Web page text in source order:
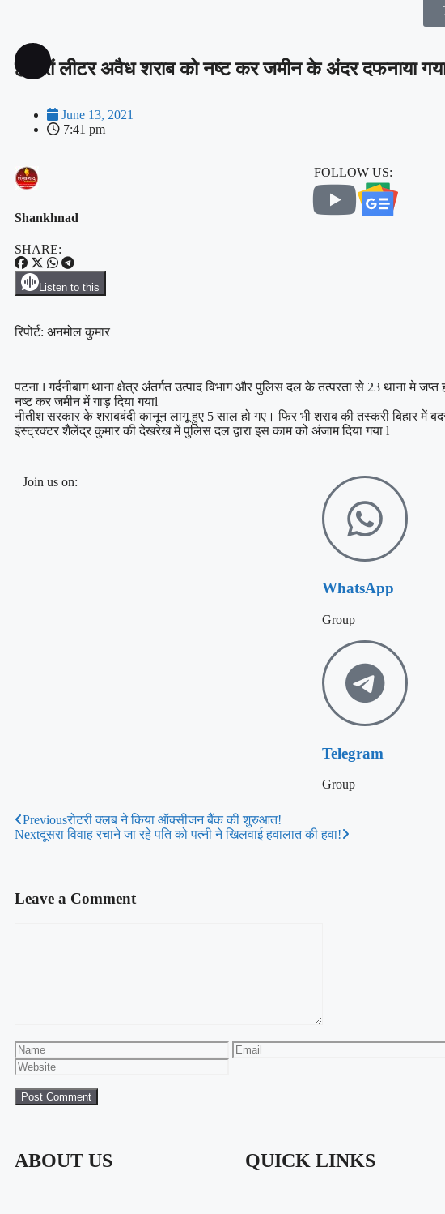
हजारों लीटर अवैध शराब को नष्ट कर जमीन के अंदर दफनाया
June 13, 2021
7:41 pm
Shankhnad
FOLLOW US:
SHARE:
Listen to this
रिपोर्ट: अनमोल कुमार
पटना l गर्दनीबाग थाना क्षेत्र अंतर्गत उत्पाद विभाग और पुलिस दल के तत्परता से 23 थाना मे
नष्ट कर जमीन में गाड़ दिया गयाl
नीतीश सरकार के शराबबंदी कानून लागू हुए 5 साल हो गए। फिर भी शराब की तस्करी बिहार में
इंस्ट्रक्टर शैलेंद्र कुमार की देखरेख में पुलिस दल द्वारा इस काम को अंजाम दिया गया l
Join us on:
WhatsApp
Group
Telegram
Group
Previousरोटरी क्लब ने किया ऑक्सीजन बैंक की शुरुआत!
Nextदूसरा विवाह रचाने जा रहे पति को पत्नी ने खिलवाई हवालात की हवा!
Leave a Comment
ABOUT US QUICK LINKS